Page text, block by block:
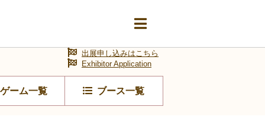
ゲーム一覧 ブース一覧
出展申し込みはこちら
Exhibitor Application